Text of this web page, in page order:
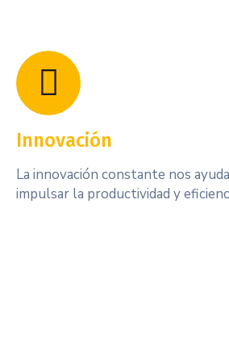
Innovación
La innovación constante nos
impulsar la productividad y